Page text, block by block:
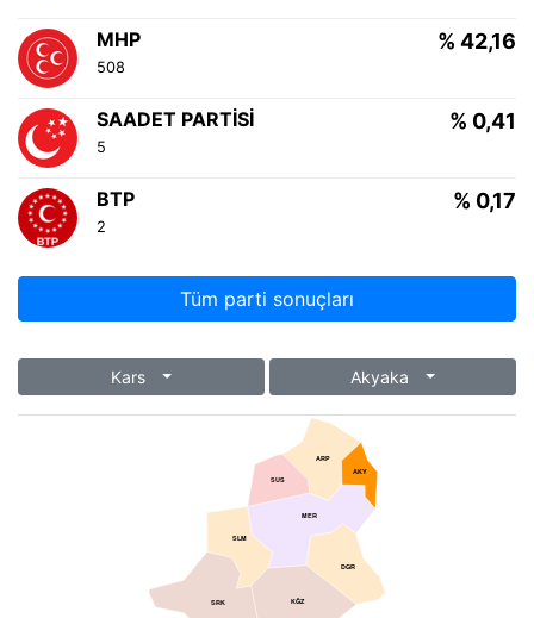
Kars Akyaka
ARP
DGR
KĞZ
MER
SRK
SLM
SUS
AKY
MHP % 42,16
508
SAADET PARTISI % 0,41
5
BTP % 0,17
2
Tüm parti sonuçları